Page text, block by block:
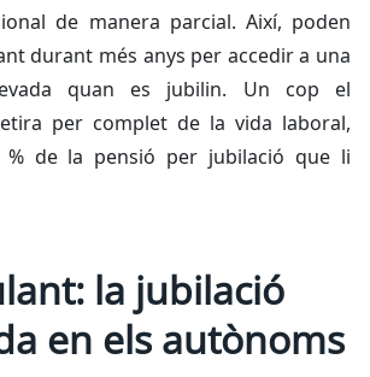
de manera parcial. Així, poden
durant més anys per accedir a una
quan es jubilin. Un cop el
per complet de la vida laboral,
% de la pensió per jubilació que li
la jubilació
en els autònoms